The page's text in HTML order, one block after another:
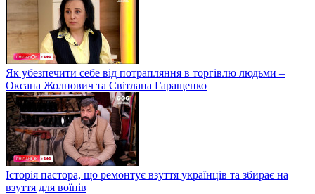
Як убезпечити себе від потрапляння в торгівлю людьми –
Оксана Жолнович та Світлана Гаращенко
Історія пастора, що ремонтує взуття українців та збирає на
взуття для воїнів